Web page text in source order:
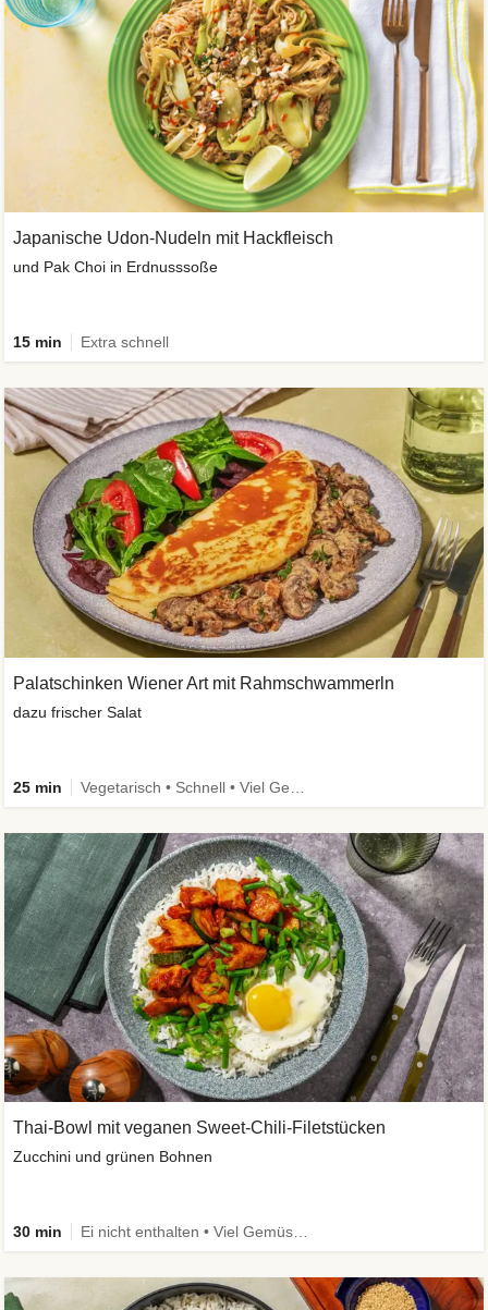
Japanische Udon-Nudeln mit Hackfleisch
und Pak Choi in Erdnusssoße
15 min Extra schnell
Palatschinken Wiener Art mit Rahmschwammerln
dazu frischer Salat
25 min
Thai-Bowl mit veganen Sweet-Chili-Filetstücken
Zucchini und grünen Bohnen
30 min